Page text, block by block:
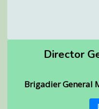
Director
Brigadier General